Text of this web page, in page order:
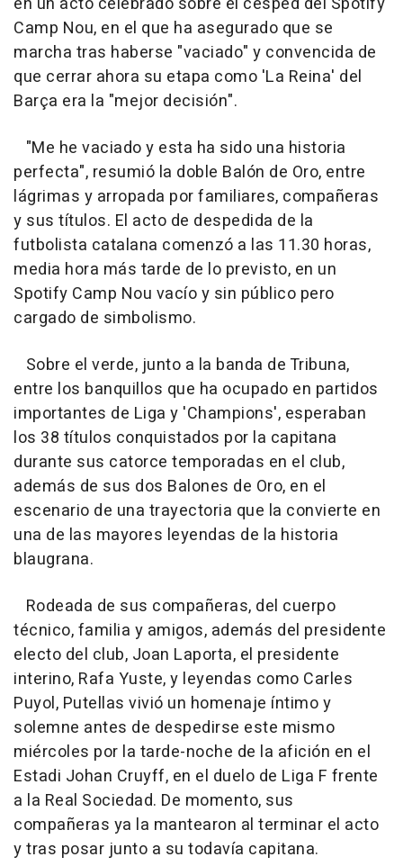
Camp Nou, en el que ha asegurado que se
marcha tras haberse "vaciado" y convencida de
que cerrar ahora su etapa como 'La Reina' del
Barça era la "mejor decisión".
"Me he vaciado y esta ha sido una historia
perfecta", resumió la doble Balón de Oro, entre
lágrimas y arropada por familiares, compañeras
y sus títulos. El acto de despedida de la
futbolista catalana comenzó a las 11.30 horas,
media hora más tarde de lo previsto, en un
Spotify Camp Nou vacío y sin público pero
cargado de simbolismo.
Sobre el verde, junto a la banda de Tribuna,
entre los banquillos que ha ocupado en partidos
importantes de Liga y 'Champions', esperaban
los 38 títulos conquistados por la capitana
durante sus catorce temporadas en el club,
además de sus dos Balones de Oro, en el
escenario de una trayectoria que la convierte en
una de las mayores leyendas de la historia
blaugrana.
Rodeada de sus compañeras, del cuerpo
técnico, familia y amigos, además del presidente
electo del club, Joan Laporta, el presidente
interino, Rafa Yuste, y leyendas como Carles
Puyol, Putellas vivió un homenaje íntimo y
solemne antes de despedirse este mismo
miércoles por la tarde-noche de la afición en el
Estadi Johan Cruyff, en el duelo de Liga F frente
a la Real Sociedad. De momento, sus
compañeras ya la mantearon al terminar el acto
y tras posar junto a su todavía capitana.